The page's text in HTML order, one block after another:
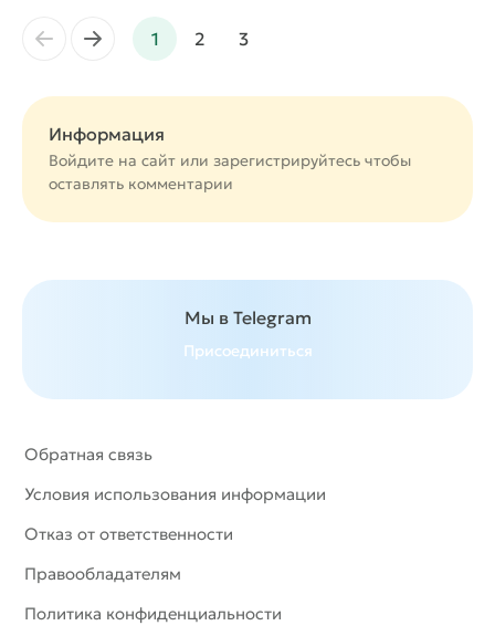
← → 1 2 3
Информация
Войдите на сайт или зарегистрируйтесь чтобы
оставлять комментарии
Мы в Telegram
Присоединиться
Обратная связь
Условия использования информации
Отказ от ответственности
Правообладателям
Политика конфиденциальности